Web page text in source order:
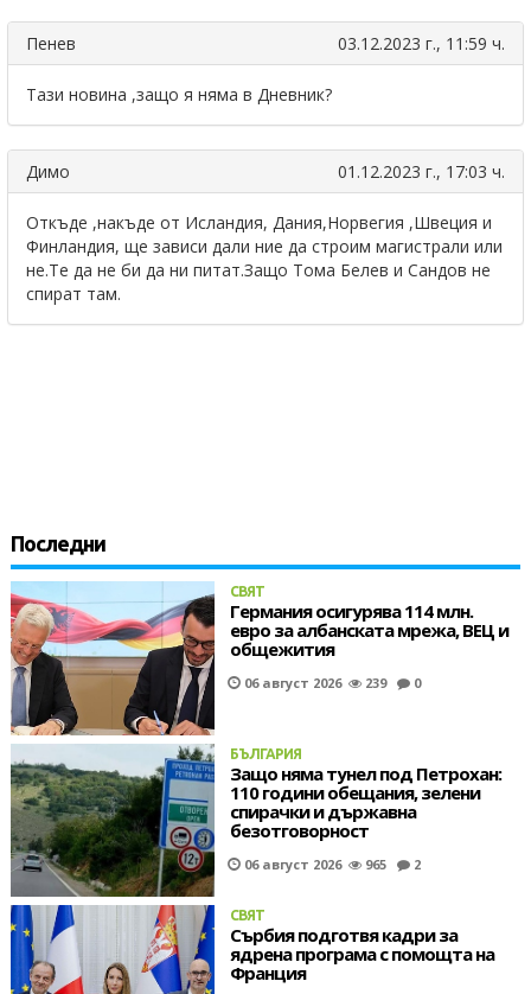
Пенев 03.12.2023 г., 11:59 ч.
Тази новина ,защо я няма в Дневник?
Димо 01.12.2023 г., 17:03 ч.
Откъде ,накъде от Исландия, Дания,Норвегия ,Швеция и
Финландия, ще зависи дали ние да строим магистрали или
не.Те да не би да ни питат.Защо Тома Белев и Сандов не
спират там.
Последни
СВЯТ
Германия осигурява 114 млн.
евро за албанската мрежа, ВЕЦ и
общежития
06 август 2026 239 0
БЪЛГАРИЯ
Защо няма тунел под Петрохан:
110 години обещания, зелени
спирачки и държавна
безотговорност
06 август 2026 965 2
СВЯТ
Сърбия подготвя кадри за
ядрена програма с помощта на
Франция